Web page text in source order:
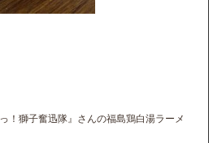
！獅子奮迅隊』さんの福島鶏白湯ラーメ